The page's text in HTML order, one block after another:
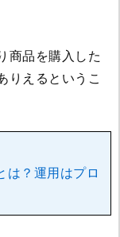
商品を購入した
りえるというこ
は？運用はプロ